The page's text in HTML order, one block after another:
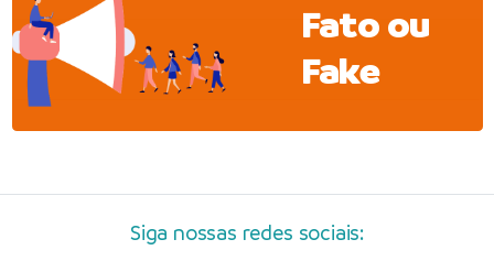
Fato ou
Fake
Siga nossas redes sociais: